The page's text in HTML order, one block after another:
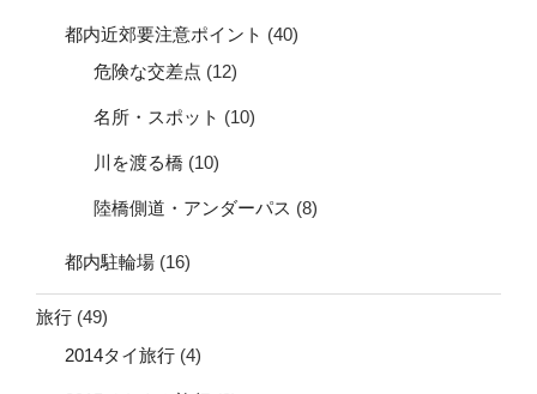
都内近郊要注意ポイント (40)
危険な交差点 (12)
名所・スポット (10)
川を渡る橋 (10)
陸橋側道・アンダーパス (8)
都内駐輪場 (16)
旅行 (49)
2014タイ旅行 (4)